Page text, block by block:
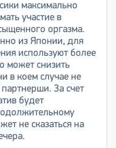
максимально
участие в
оргазма.
из Японии, для
используют более
может снизить
в коем случае не
За счет
будет
не сказаться на